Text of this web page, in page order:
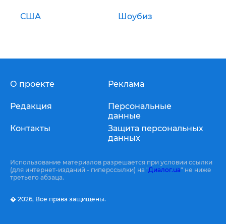
США Шоубиз
О проекте
Редакция
Контакты
Реклама
Персональные
данные
Защита персональных
данных
Использование материалов разрешается при условии ссылки
(для интернет-изданий - гиперссылки) на "Диалог.ua" не ниже
третьего абзаца.
� 2026, Все права защищены.